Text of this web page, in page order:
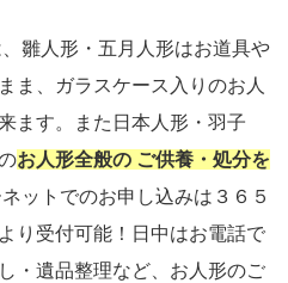
雛人形・五月人形はお道具や
ま、ガラスケース入りのお人
ます。また日本人形・羽子
お人形全般の ご供養・処分を
ットでのお申し込みは３６５
り受付可能！日中はお電話で
・遺品整理など、お人形のご